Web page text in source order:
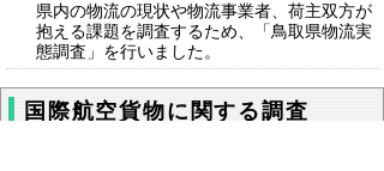
県内の物流の現状や物流事業者、荷主双方が
抱える課題を調査するため、「鳥取県物流実
態調査」を行いました。
国際航空貨物に関する調査